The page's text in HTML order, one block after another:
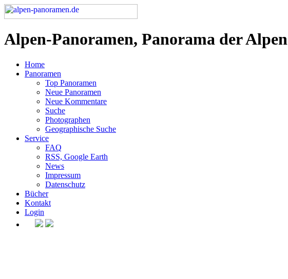
Alpen-Panoramen, Panorama der Alpen
Home
Panoramen
Top Panoramen
Neue Panoramen
Neue Kommentare
Suche
Photographen
Geographische Suche
Service
FAQ
RSS, Google Earth
News
Impressum
Datenschutz
Bücher
Kontakt
Login